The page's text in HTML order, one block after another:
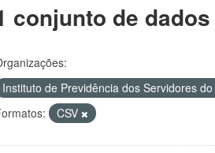
conjunto de
Instituto de Previdência dos Servidores
CSV